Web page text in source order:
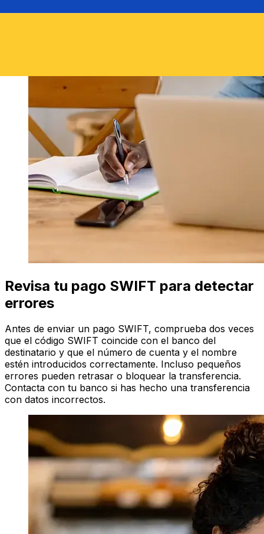
Revisa tu pago SWIFT para detectar
errores
Antes de enviar un pago SWIFT, comprueba dos veces
que el código SWIFT coincide con el banco del
destinatario y que el número de cuenta y el nombre
estén introducidos correctamente. Incluso pequeños
errores pueden retrasar o bloquear la transferencia.
Contacta con tu banco si has hecho una transferencia
con datos incorrectos.